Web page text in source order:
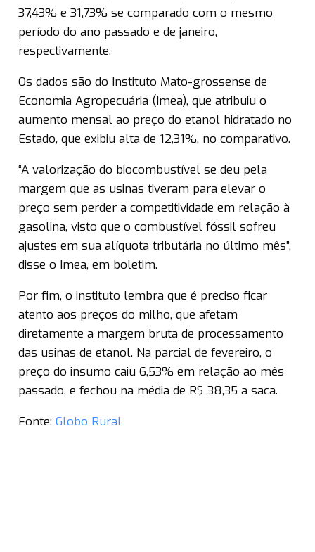
37,43% e 31,73% se comparado com o mesmo
período do ano passado e de janeiro,
respectivamente.
Os dados são do Instituto Mato-grossense de
Economia Agropecuária (Imea), que atribuiu o
aumento mensal ao preço do etanol hidratado no
Estado, que exibiu alta de 12,31%, no comparativo.
“A valorização do biocombustível se deu pela
margem que as usinas tiveram para elevar o
preço sem perder a competitividade em relação à
gasolina, visto que o combustível fóssil sofreu
ajustes em sua alíquota tributária no último mês”,
disse o Imea, em boletim.
Por fim, o instituto lembra que é preciso ficar
atento aos preços do milho, que afetam
diretamente a margem bruta de processamento
das usinas de etanol. Na parcial de fevereiro, o
preço do insumo caiu 6,53% em relação ao mês
passado, e fechou na média de R$ 38,35 a saca.
Fonte: Globo Rural